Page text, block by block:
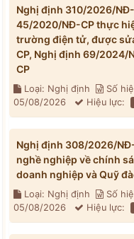
Nghị định 310/2026/
45/2020/NĐ-CP thực
trường điện tử, được
CP, Nghị định 69/2024/
CP
Loại: Nghị định Số
05/08/2026
Hiệu lực:
Nghị định 308/2026/
nghề nghiệp về chính
doanh nghiệp và Quỹ
Loại: Nghị định Số
05/08/2026
Hiệu lực: